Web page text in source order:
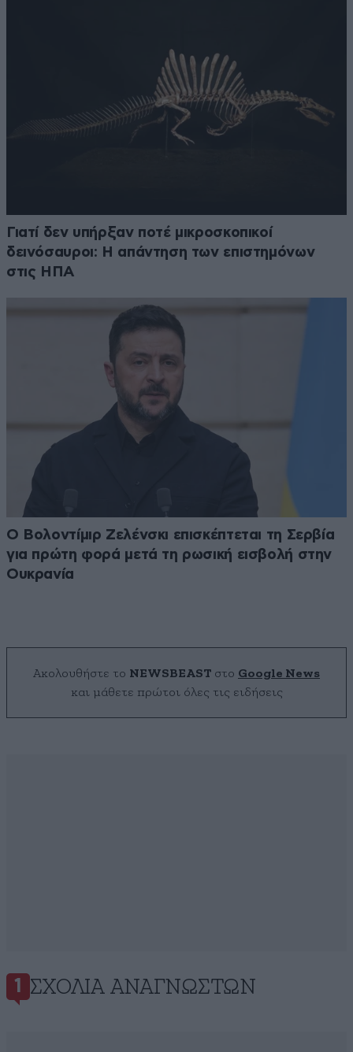
Γιατί δεν υπήρξαν ποτέ μικροσκοπικοί
δεινόσαυροι: Η απάντηση των επιστημόνων
στις ΗΠΑ
Ο Βολοντίμιρ Ζελένσκι επισκέπτεται τη Σερβία
για πρώτη φορά μετά τη ρωσική εισβολή στην
Ουκρανία
Ακολουθήστε το NEWSBEAST στο Google News
και μάθετε πρώτοι όλες τις ειδήσεις
1 ΣΧΌΛΙΑ ΑΝΑΓΝΩΣΤΏΝ